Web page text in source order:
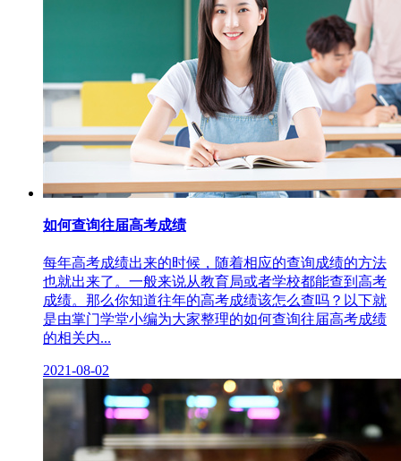
如何查询往届高考成绩
每年高考成绩出来的时候，随着相应的查询成绩的方法
也就出来了。一般来说从教育局或者学校都能查到高考
成绩。那么你知道往年的高考成绩该怎么查吗？以下就
是由掌门学堂小编为大家整理的如何查询往届高考成绩
的相关内...
2021-08-02